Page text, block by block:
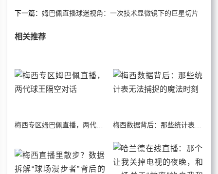
下一篇： 姆巴佩直播球迷视角：一次技术显微镜下的巨星切片
相关推荐
梅西专区姆巴佩直播，两代球王隔空对话 梅西数据背后：那些统计表无法捕捉的魔法时刻